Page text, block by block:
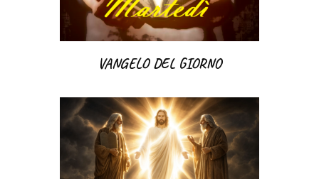
VANGELO DEL GIORNO